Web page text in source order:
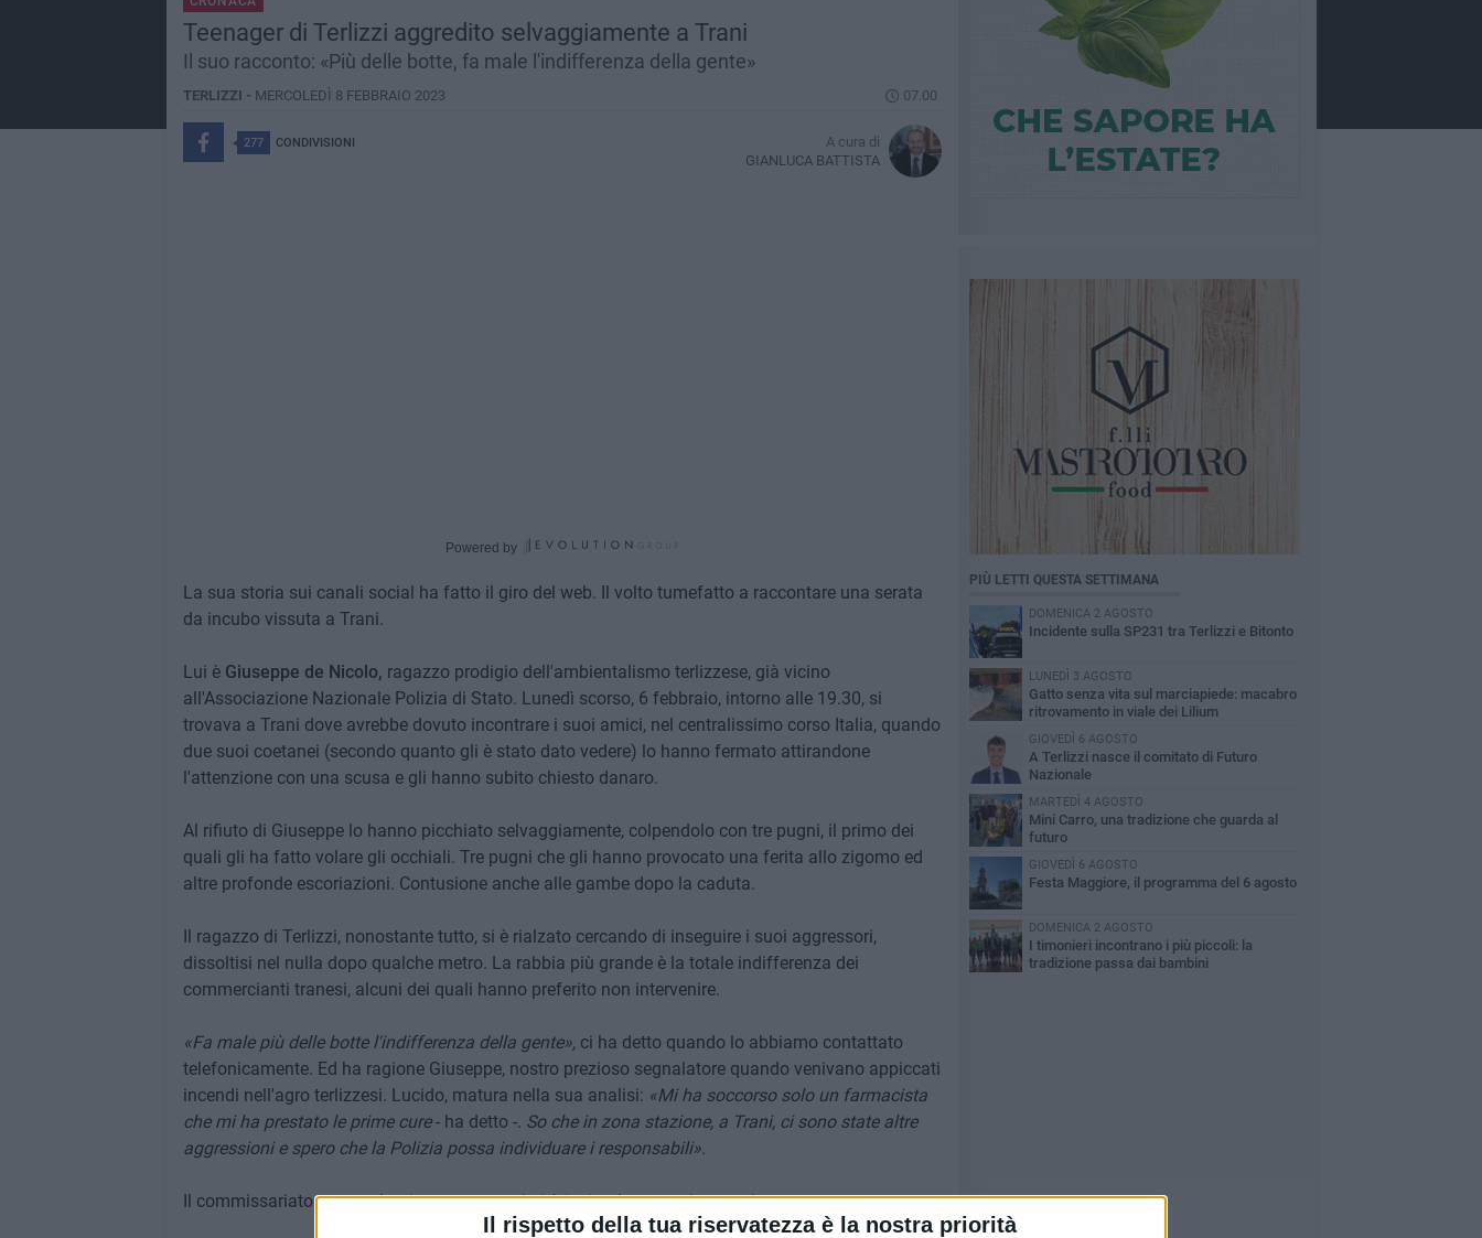
Il rispetto della tua riservatezza è la nostra priorità
Teenager di Terlizzi aggredito selvaggiamente a Trani
Il suo racconto: «Più delle botte, fa male l'indifferenza della gente»
TERLIZZI - MERCOLEDÌ 8 FEBBRAIO 2023 07.00
277 CONDIVISIONI
A cura di
GIANLUCA BATTISTA
Powered by
La sua storia sui canali social ha fatto il giro del web. Il volto tumefatto a raccontare una serata
da incubo vissuta a Trani.
Lui è Giuseppe de Nicolo, ragazzo prodigio dell'ambientalismo terlizzese, già vicino
all'Associazione Nazionale Polizia di Stato. Lunedì scorso, 6 febbraio, intorno alle 19.30, si
trovava a Trani dove avrebbe dovuto incontrare i suoi amici, nel centralissimo corso Italia, quando
due suoi coetanei (secondo quanto gli è stato dato vedere) lo hanno fermato attirandone
l'attenzione con una scusa e gli hanno subito chiesto danaro.
Al rifiuto di Giuseppe lo hanno picchiato selvaggiamente, colpendolo con tre pugni, il primo dei
quali gli ha fatto volare gli occhiali. Tre pugni che gli hanno provocato una ferita allo zigomo ed
altre profonde escoriazioni. Contusione anche alle gambe dopo la caduta.
Il ragazzo di Terlizzi, nonostante tutto, si è rialzato cercando di inseguire i suoi aggressori,
dissoltisi nel nulla dopo qualche metro. La rabbia più grande è la totale indifferenza dei
commercianti tranesi, alcuni dei quali hanno preferito non intervenire.
«Fa male più delle botte l'indifferenza della gente»,ci ha detto quando lo abbiamo contattato
telefonicamente. Ed ha ragione Giuseppe, nostro prezioso segnalatore quando venivano appiccati
incendi nell'agro terlizzesi. Lucido, matura nella sua analisi: «Mi ha soccorso solo un farmacista
che mi ha prestato le prime cure- ha detto -. So che in zona stazione, a Trani, ci sono state altre
aggressioni e spero che la Polizia possa individuare i responsabili».
Il commissariato tranese ha risposto con celerità inviando una volante sul posto.
PIÙ LETTI QUESTA SETTIMANA
DOMENICA 2 AGOSTO
Incidente sulla SP231 tra Terlizzi e Bitonto
LUNEDÌ 3 AGOSTO
Gatto senza vita sul marciapiede: macabro
ritrovamento in viale dei Lilium
GIOVEDÌ 6 AGOSTO
A Terlizzi nasce il comitato di Futuro
Nazionale
MARTEDÌ 4 AGOSTO
Mini Carro, una tradizione che guarda al
futuro
GIOVEDÌ 6 AGOSTO
Festa Maggiore, il programma del 6 agosto
DOMENICA 2 AGOSTO
I timonieri incontrano i più piccoli: la
tradizione passa dai bambini